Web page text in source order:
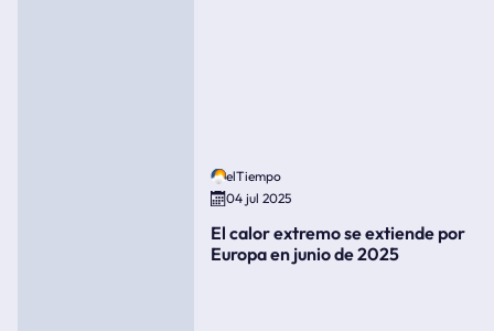
elTiempo
04 jul 2025
El calor extremo se extiende por
Europa en junio de 2025